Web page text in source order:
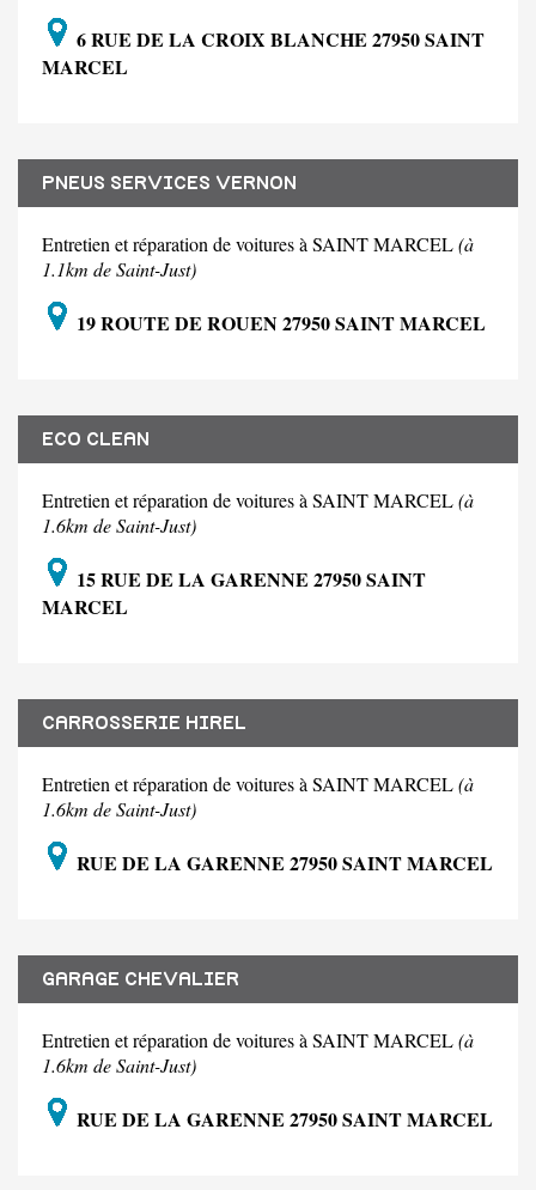
6 RUE DE LA CROIX BLANCHE 27950 SAINT
MARCEL
PNEUS SERVICES VERNON
Entretien et réparation de voitures à SAINT MARCEL(à
1.1km de Saint-Just)
19 ROUTE DE ROUEN 27950 SAINT MARCEL
ECO CLEAN
Entretien et réparation de voitures à SAINT MARCEL(à
1.6km de Saint-Just)
15 RUE DE LA GARENNE 27950 SAINT
MARCEL
CARROSSERIE HIREL
Entretien et réparation de voitures à SAINT MARCEL(à
1.6km de Saint-Just)
RUE DE LA GARENNE 27950 SAINT MARCEL
GARAGE CHEVALIER
Entretien et réparation de voitures à SAINT MARCEL(à
1.6km de Saint-Just)
RUE DE LA GARENNE 27950 SAINT MARCEL